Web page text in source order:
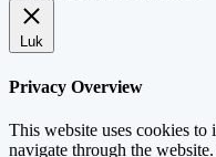
Luk
Privacy Overview
This website uses cookies
navigate through the